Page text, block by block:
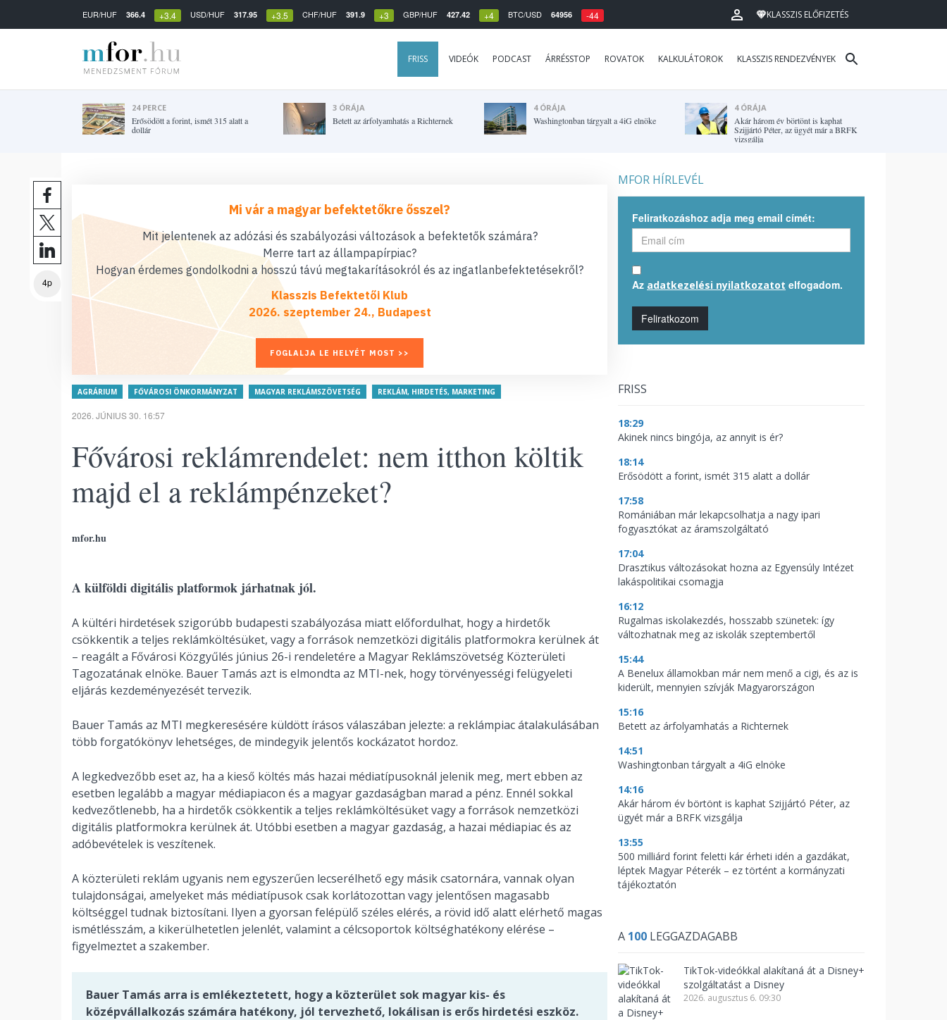
EUR/HUF 366.4 +3.4 USD/HUF 317.95 +3.5 CHF/HUF 391.9 +3 GBP/HUF 427.42 +4 BTC/USD 64956 -44 KLASSZIS ELŐFIZETÉS
FRISS VIDEÓK PODCAST ÁRRÉSSTOP ROVATOK KALKULÁTOROK KLASSZIS RENDEZVÉNYEK
24 PERCE
Erősödött a forint, ismét 315 alatt a
dollár
3 ÓRÁJA
Betett az árfolyamhatás a Richternek
4 ÓRÁJA
Washingtonban tárgyalt a 4iG elnöke
4 ÓRÁJA
Akár három év börtönt is kaphat
Szijjártó Péter, az ügyét már a BRFK
vizsgálja
4p
Mi vár a magyar befektetőkre ősszel?
Mit jelentenek az adózási és szabályozási változások a befektetők számára?
Merre tart az állampapírpiac?
Hogyan érdemes gondolkodni a hosszú távú megtakarításokról és az ingatlanbefektetésekről?
Klasszis Befektetői Klub
2026. szeptember 24., Budapest
FOGLALJA LE HELYÉT MOST >>
AGRÁRIUM FŐVÁROSI ÖNKORMÁNYZAT MAGYAR REKLÁMSZÖVETSÉG REKLÁM, HIRDETÉS, MARKETING
2026. JÚNIUS 30. 16:57
Fővárosi reklámrendelet: nem itthon költik
majd el a reklámpénzeket?
mfor.hu
A külföldi digitális platformok járhatnak jól.
A kültéri hirdetések szigorúbb budapesti szabályozása miatt előfordulhat, hogy a hirdetők
csökkentik a teljes reklámköltésüket, vagy a források nemzetközi digitális platformokra kerülnek át
– reagált a Fővárosi Közgyűlés június 26-i rendeletére a Magyar Reklámszövetség Közterületi
Tagozatának elnöke. Bauer Tamás azt is elmondta az MTI-nek, hogy törvényességi felügyeleti
eljárás kezdeményezését tervezik.
Bauer Tamás az MTI megkeresésére küldött írásos válaszában jelezte: a reklámpiac átalakulásában
több forgatókönyv lehetséges, de mindegyik jelentős kockázatot hordoz.
A legkedvezőbb eset az, ha a kieső költés más hazai médiatípusoknál jelenik meg, mert ebben az
esetben legalább a magyar médiapiacon és a magyar gazdaságban marad a pénz. Ennél sokkal
kedvezőtlenebb, ha a hirdetők csökkentik a teljes reklámköltésüket vagy a források nemzetközi
digitális platformokra kerülnek át. Utóbbi esetben a magyar gazdaság, a hazai médiapiac és az
adóbevételek is veszítenek.
A közterületi reklám ugyanis nem egyszerűen lecserélhető egy másik csatornára, vannak olyan
tulajdonságai, amelyeket más médiatípusok csak korlátozottan vagy jelentősen magasabb
költséggel tudnak biztosítani. Ilyen a gyorsan felépülő széles elérés, a rövid idő alatt elérhető magas
ismétlésszám, a kikerülhetetlen jelenlét, valamint a célcsoportok költséghatékony elérése –
figyelmeztet a szakember.
Bauer Tamás arra is emlékeztetett, hogy a közterület sok magyar kis- és
középvállalkozás számára hatékony, jól tervezhető, lokálisan is erős hirdetési eszköz.
MFOR HÍRLEVÉL
Feliratkozáshoz adja meg email címét:
Az adatkezelési nyilatkozatot elfogadom.
Feliratkozom
FRISS
18:29
Akinek nincs bingója, az annyit is ér?
18:14
Erősödött a forint, ismét 315 alatt a dollár
17:58
Romániában már lekapcsolhatja a nagy ipari
fogyasztókat az áramszolgáltató
17:04
Drasztikus változásokat hozna az Egyensúly Intézet
lakáspolitikai csomagja
16:12
Rugalmas iskolakezdés, hosszabb szünetek: így
változhatnak meg az iskolák szeptembertől
15:44
A Benelux államokban már nem menő a cigi, és az is
kiderült, mennyien szívják Magyarországon
15:16
Betett az árfolyamhatás a Richternek
14:51
Washingtonban tárgyalt a 4iG elnöke
14:16
Akár három év börtönt is kaphat Szijjártó Péter, az
ügyét már a BRFK vizsgálja
13:55
500 milliárd forint feletti kár érheti idén a gazdákat,
léptek Magyar Péterék – ez történt a kormányzati
tájékoztatón
A 100 LEGGAZDAGABB
TikTok-videókkal alakítaná át a Disney+
szolgáltatást a Disney
2026. augusztus 6. 09:30